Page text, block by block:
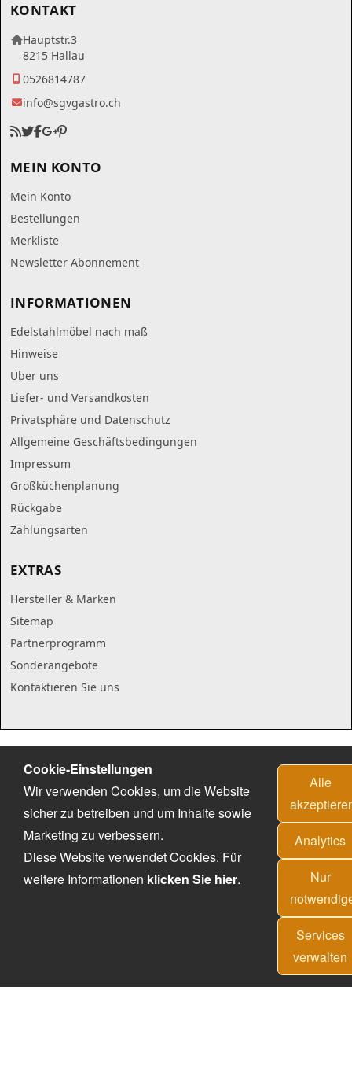
KONTAKT
Hauptstr.3
8215 Hallau
0526814787
info@sgvgastro.ch
MEIN KONTO
Mein Konto
Bestellungen
Merkliste
Newsletter Abonnement
INFORMATIONEN
Edelstahlmöbel nach maß
Hinweise
Über uns
Liefer- und Versandkosten
Privatsphäre und Datenschutz
Allgemeine Geschäftsbedingungen
Impressum
Großküchenplanung
Rückgabe
Zahlungsarten
EXTRAS
Hersteller & Marken
Sitemap
Partnerprogramm
Sonderangebote
Kontaktieren Sie uns
Cookie-Einstellungen
Wir verwenden Cookies, um die Website
sicher zu betreiben und um Inhalte sowie
Marketing zu verbessern.
Diese Website verwendet Cookies. Für
weitere Informationen klicken Sie hier.
Alle
Analytics
Nur
Services
verwalten